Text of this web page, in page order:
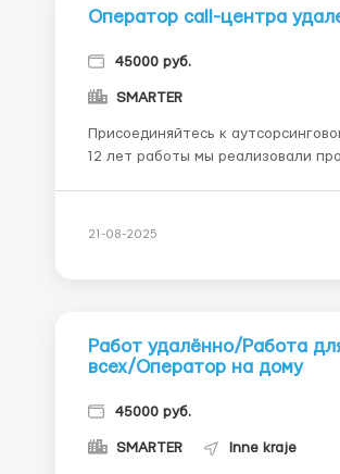
Оператор call-центра
45000 руб.
SMARTER
Присоединяйтесь к
12 лет работы мы реализовали
России и ближнего зарубежья, а
21-08-2025
Работ удалённо/Работа
всех/Оператор на дому
45000 руб.
SMARTER Inne kraje